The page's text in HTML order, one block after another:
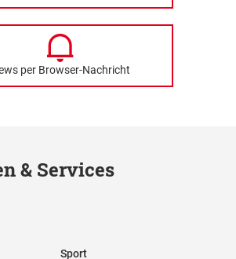
per Browser-Nachricht
& Services
Sport